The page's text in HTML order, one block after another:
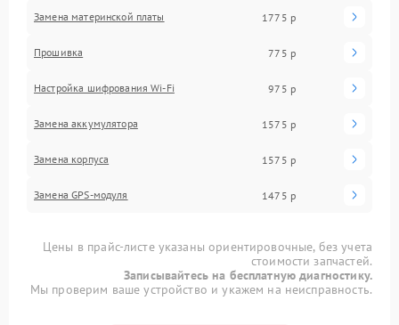
Замена материнской платы 1775 р
Прошивка 775 р
Настройка шифрования Wi-Fi 975 р
Замена аккумулятора 1575 р
Замена корпуса 1575 р
Замена GPS-модуля 1475 р
Цены в прайс-листе указаны ориентировочные, без учета
стоимости запчастей.
Записывайтесь на бесплатную диагностику.
Мы проверим ваше устройство и укажем на неисправность.